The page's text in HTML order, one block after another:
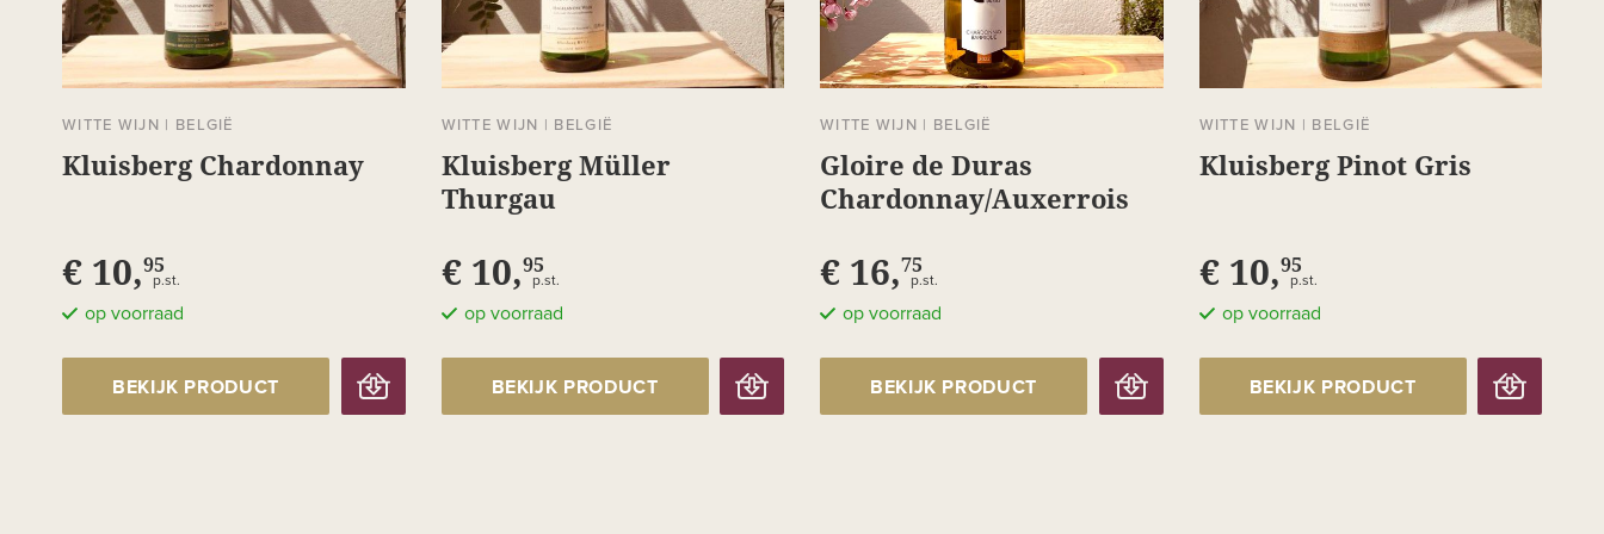
WITTE WIJN | BELGIË
Kluisberg Chardonnay
€ 10,95
p.st.
op voorraad
BEKIJK PRODUCT
WITTE WIJN | BELGIË
Kluisberg Müller
Thurgau
€ 10,95
p.st.
op voorraad
BEKIJK PRODUCT
WITTE WIJN | BELGIË
Gloire de Duras
Chardonnay/Auxerrois
€ 16,75
p.st.
op voorraad
BEKIJK PRODUCT
WITTE WIJN | BELGIË
Kluisberg Pinot Gris
€ 10,95
p.st.
op voorraad
BEKIJK PRODUCT